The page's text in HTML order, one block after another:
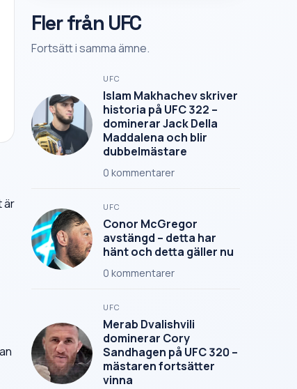
är
Fler från UFC
Fortsätt i samma ämne.
UFC
Islam Makhachev skriver
historia på UFC 322 –
dominerar Jack Della
Maddalena och blir
dubbelmästare
0 kommentarer
UFC
Conor McGregor
avstängd – detta har
hänt och detta gäller nu
0 kommentarer
UFC
Merab Dvalishvili
dominerar Cory
Sandhagen på UFC 320 –
mästaren fortsätter
vinna